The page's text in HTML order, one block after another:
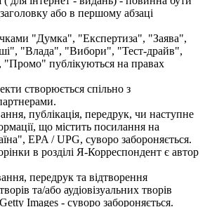
або в першому абзаці
"Думка", "Експертиза", "Заява",
"Влада", "Вибори", "Тест-драйв",
публікуються на правах
створюється спільно з
публікація, передрук, чи наступне
що містить посилання на
EPA / UPG, суворо забороняється.
в розділі Я-Корреспондент є автор
передрук та відтворення
та/або аудіовізуальних творів
Images - суворо забороняється.